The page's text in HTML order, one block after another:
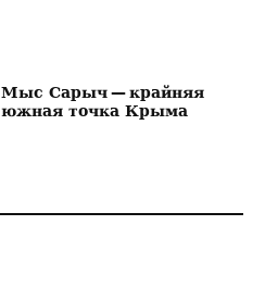
Мыс Сарыч — крайняя
южная точка Крыма